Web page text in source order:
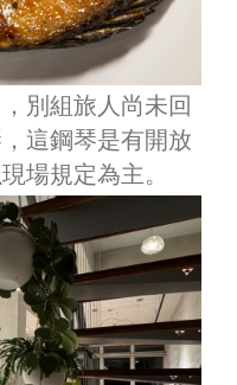
，別組旅人尚未回
這鋼琴是有開放
場規定為主。